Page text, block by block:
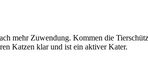
mehr Zuwendung. Kommen die
Katzen klar und ist ein aktiver Kater.